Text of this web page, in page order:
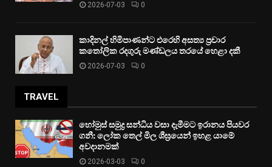
2026-07-03 0
කාදිනල් හිමිපාණන්ට එරෙහි අසත්‍ය ප්‍රචාර
කතෝලික රදගුරු මණ්ඩලය තරයේ හෙළා දකී
2026-07-03 0
TRAVEL
හෝමුස් සමුද්‍ර සන්ධිය වසා දැමීමට ඉරානය පියවර
ගනී: ලෝක තෙල් මිල ශීඝ්‍රයෙන් ඉහළ යාමේ
අවදානමක්
2026-03-03 0